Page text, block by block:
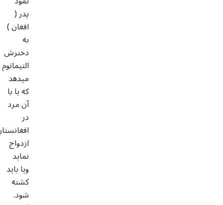
پدر (
افغان )
به
دخترش
التیماتوم
میدهد
که یا با
آن مرد
در
ازدواج
نماید
ویا باید
کشته
شود.